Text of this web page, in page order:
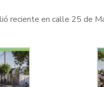
reciente en calle 25 de